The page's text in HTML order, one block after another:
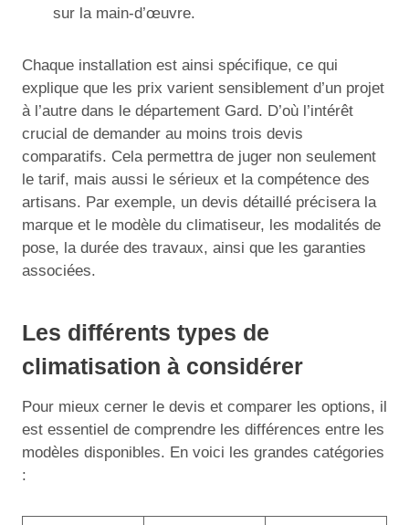
sur la main-d’œuvre.
Chaque installation est ainsi spécifique, ce qui
explique que les prix varient sensiblement d’un projet
à l’autre dans le département Gard. D’où l’intérêt
crucial de demander au moins trois devis
comparatifs. Cela permettra de juger non seulement
le tarif, mais aussi le sérieux et la compétence des
artisans. Par exemple, un devis détaillé précisera la
marque et le modèle du climatiseur, les modalités de
pose, la durée des travaux, ainsi que les garanties
associées.
Les différents types de
climatisation à considérer
Pour mieux cerner le devis et comparer les options, il
est essentiel de comprendre les différences entre les
modèles disponibles. En voici les grandes catégories
: